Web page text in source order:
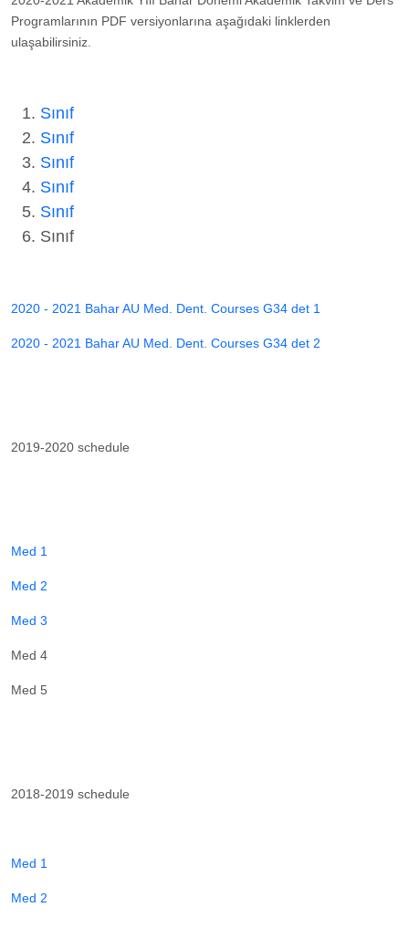
Programlarının PDF versiyonlarına aşağıdaki linklerden
ulaşabilirsiniz.
Sınıf
Sınıf
Sınıf
Sınıf
Sınıf
Sınıf
2020 - 2021 Bahar AU Med. Dent. Courses G34 det 1
2020 - 2021 Bahar AU Med. Dent. Courses G34 det 2
2019-2020 schedule
Med 1
Med 2
Med 3
Med 4
Med 5
2018-2019 schedule
Med 1
Med 2